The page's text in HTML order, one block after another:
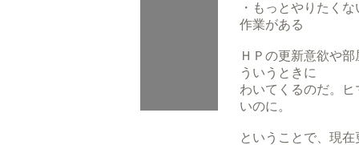
・もっとやりたく
作業がある
ＨＰの更新意欲や
ういうときに
わいてくるのだ。
いのに。
ということで、現在